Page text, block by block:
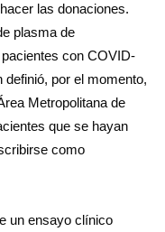
las donaciones.
plasma de
con COVID-
definió, por el momento,
Metropolitana de
que se hayan
como
un ensayo clínico